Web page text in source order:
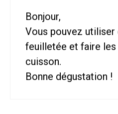
Bonjour,
Vous pouvez utiliser
feuilletée et faire
cuisson.
Bonne dégustation !